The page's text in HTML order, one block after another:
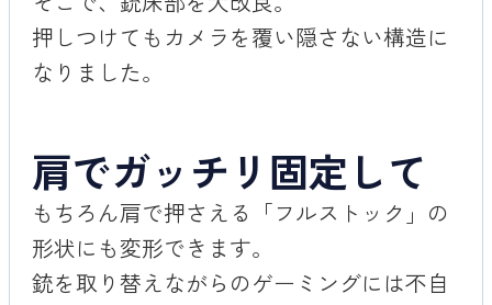
押しつけてもカメラを覆い隠さない構造に
なりました。
肩でガッチリ固定して
もちろん肩で押さえる「フルストック」の
形状にも変形できます。
銃を取り替えながらのゲーミングには不自